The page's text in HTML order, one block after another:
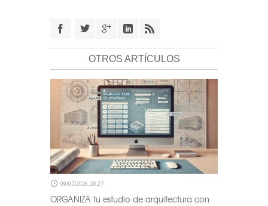
OTROS ARTÍCULOS
09/07/2026, 20:27
ORGANIZA tu estudio de arquitectura con